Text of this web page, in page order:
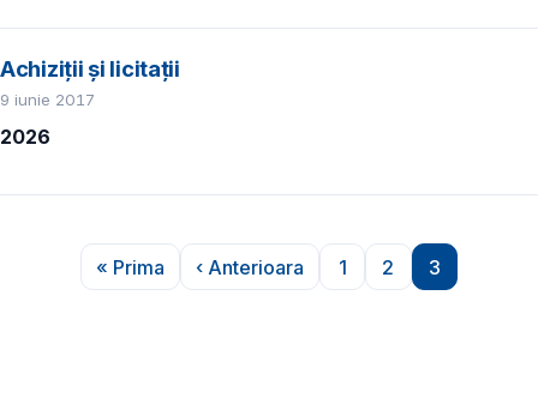
Achiziții și licitații
9 iunie 2017
2026
Paginare
Prima pagină
« Prima
Pagina anterioară
‹ Anterioara
Pagina
1
Pagina
2
Pagina
3